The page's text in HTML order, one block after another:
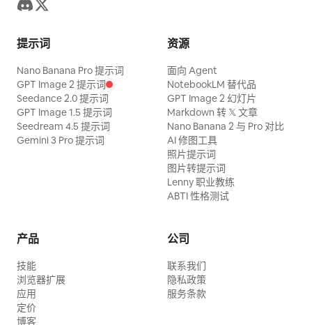
提示词
Nano Banana Pro 提示词
GPT Image 2 提示词
Seedance 2.0 提示词
GPT Image 1.5 提示词
Seedream 4.5 提示词
Gemini 3 Pro 提示词
资源
面向 Agent
NotebookLM 替代品
GPT Image 2 幻灯片
Markdown 转 𝕏 文章
Nano Banana 2 与 Pro 对比
AI 修图工具
照片提示词
图片转提示词
Lenny 职业教练
ABTI 性格测试
产品
技能
浏览器扩展
应用
定价
博客
公司
联系我们
隐私政策
服务条款